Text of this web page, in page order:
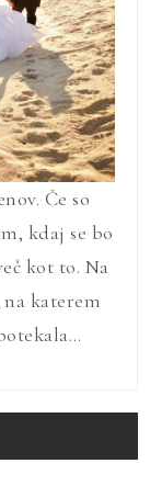
Če so
kdaj se bo
kot to. Na
katerem